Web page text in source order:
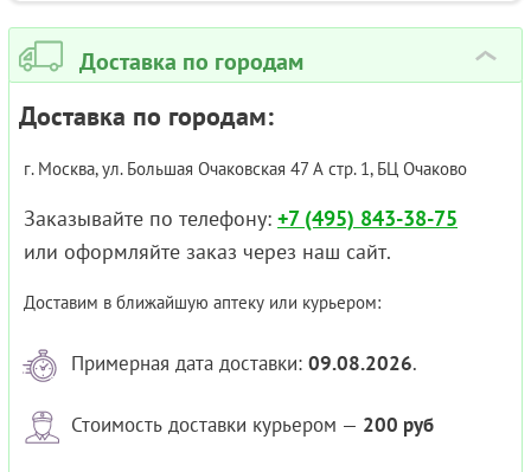
Доставка по городам ›
Доставка по городам:
г. Москва, ул. Большая Очаковская 47 А стр. 1, БЦ Очаково
Заказывайте по телефону: +7 (495) 843-38-75
или оформляйте заказ через наш сайт.
Доставим в ближайшую аптеку или курьером:
Примерная дата доставки: 09.08.2026.
Стоимость доставки курьером — 200 руб